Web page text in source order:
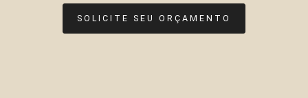
SOLICITE SEU ORÇAMENTO